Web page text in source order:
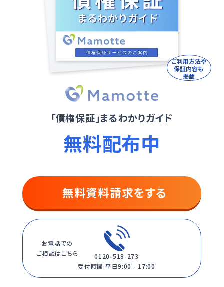
ご利用方法や
保証内容も
掲載
「債権保証」まるわかりガイド
無料配布中
無料資料請求をする
お電話での
ご相談はこちら
0120-518-273
受付時間 平日9:00 - 17:00